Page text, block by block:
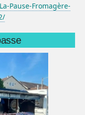
Pause-Fromagère-